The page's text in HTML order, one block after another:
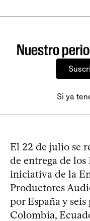
Nuestro
Si ya
El 22 de julio se
de entrega de
iniciativa de la
Productores
por España y
Colombia,